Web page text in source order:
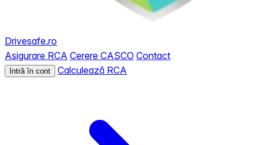
Drivesafe.ro
Asigurare RCA Cerere CASCO Contact
Intră în cont Calculează RCA